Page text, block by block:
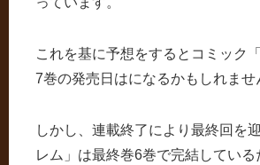
これを基に予想をするとコミック
7巻の発売日はになるかもしれませ
しかし、連載終了により最終回を
レム」は最終巻6巻で完結している